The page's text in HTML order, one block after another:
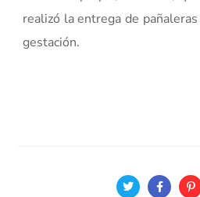
realizó la entrega de
gestación.